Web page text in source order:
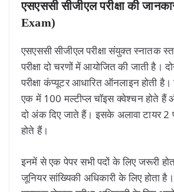
एसएससी सीजीएल परीक्षा की
Exam)
एसएससी सीजीएल परीक्षा संयुक्त स्नातक
परीक्षा दो चरणों में आयोजित की जाती है।
परीक्षा कंप्यूटर आधारित ऑनलाइन होती है।
एक में 100 मल्टीप्ल चॉइस क्वेश्चन होते हैं
दो अंक दिए जाते हैं। इसके अलावा टायर 2
होते हैं।
इनमें से एक पेपर सभी पदों के लिए जरूरी
जूनियर सांख्यिकी अधिकारी के लिए होता